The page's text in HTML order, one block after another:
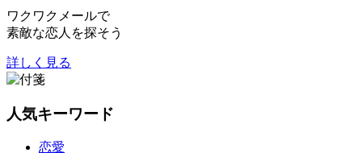
ワクワクメールで
素敵な恋人を探そう
詳しく見る
人気キーワード
恋愛